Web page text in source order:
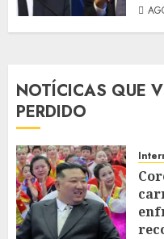
NOTÍCICAS QUE
PERDIDO